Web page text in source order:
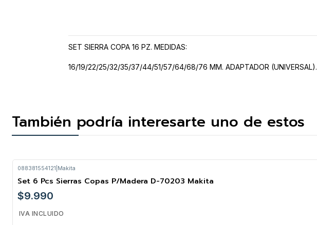
SET SIERRA COPA 16 PZ. MEDIDAS:
16/19/22/25/32/35/37/44/51/57/64/68/76 MM. ADAPTADOR (UNIVERSAL).
También podría interesarte uno de estos
088381554121 Makita
Set 6 Pcs Sierras Copas P/Madera D-70203 Makita
$9.990
IVA INCLUIDO